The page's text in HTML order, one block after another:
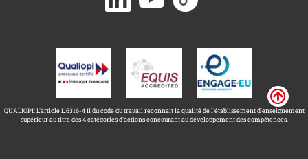
QUALIOPI: L'article L.6316-4 II du code du travail reconnait la qualité de l'établissement d'enseignement
supérieur au titre des 4 catégories d'actions concourant au développement des compétences.